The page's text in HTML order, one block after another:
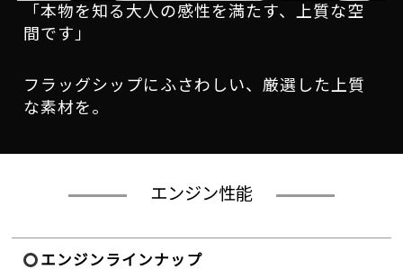
「本物を知る大人の感性を満たす、上質な空
間です」
フラッグシップにふさわしい、厳選した上質
な素材を。
エンジン性能
エンジンラインナップ